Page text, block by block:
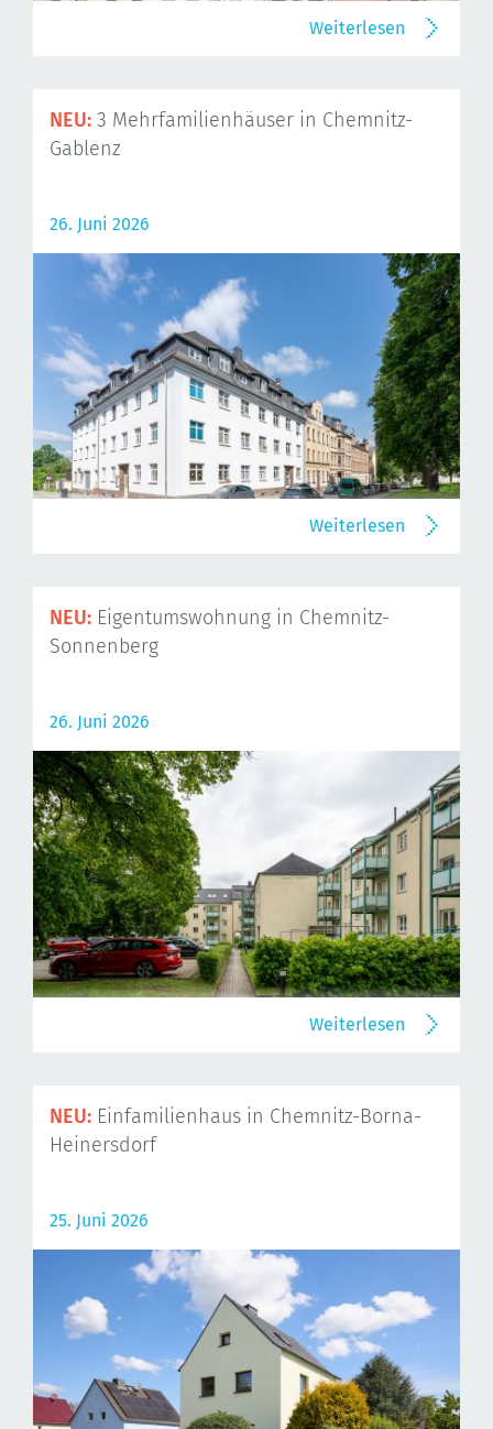
Weiterlesen
NEU: 3 Mehrfamilienhäuser in Chemnitz-
Gablenz
26. Juni 2026
Weiterlesen
NEU: Eigentumswohnung in Chemnitz-
Sonnenberg
26. Juni 2026
Weiterlesen
NEU: Einfamilienhaus in Chemnitz-Borna-
Heinersdorf
25. Juni 2026